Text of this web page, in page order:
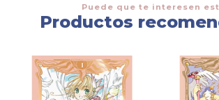
Puede que te interesen
Productos